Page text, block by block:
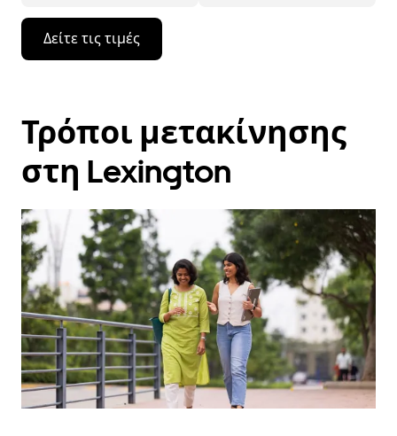
Πατήστε
πλήκτρο
βέλος
για
μετακινηθείτε
και
να
επιλέξετε
μια
ημερομηνία.
Πατήστε
το
πλήκτρο
escape
για
να
κλείσετε
το
Δείτε τις τιμές
Τρόποι μετακίνησης
στη Lexington